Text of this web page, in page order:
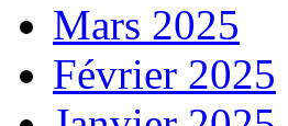
Mars 2025
Février 2025